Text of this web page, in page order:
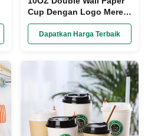
Cup Dengan Logo Merek
Khusus
Dapatkan Harga Terbaik